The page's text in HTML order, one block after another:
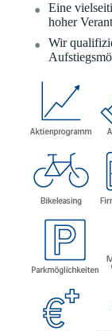
Eine
hoher
Wir